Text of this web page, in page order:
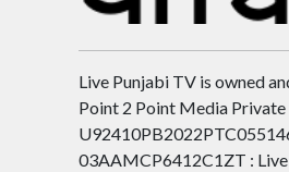
Live Punjabi TV is owned
Point 2 Point Media
03AAMCP6412C1ZT :